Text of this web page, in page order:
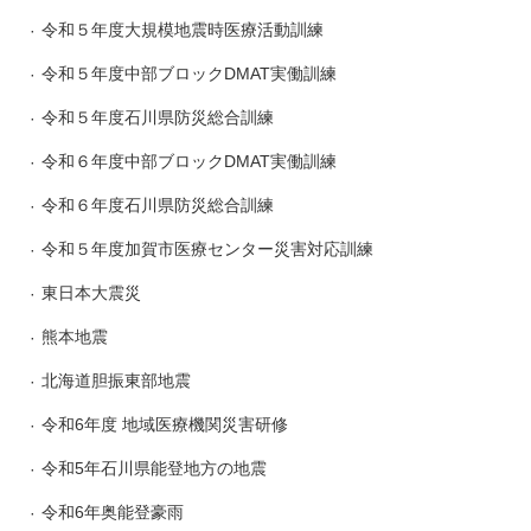
令和５年度大規模地震時医療活動訓練
令和５年度中部ブロックDMAT実働訓練
令和５年度石川県防災総合訓練
令和６年度中部ブロックDMAT実働訓練
令和６年度石川県防災総合訓練
令和５年度加賀市医療センター災害対応訓練
東日本大震災
熊本地震
北海道胆振東部地震
令和6年度 地域医療機関災害研修
令和5年石川県能登地方の地震
令和6年奥能登豪雨